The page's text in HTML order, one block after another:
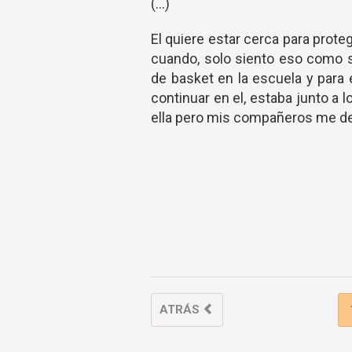
(...)
El quiere estar cerca para
cuando, solo siento eso como
de basket en la escuela y
continuar en el, estaba junto a
ella pero mis compañeros me
ATRÁS